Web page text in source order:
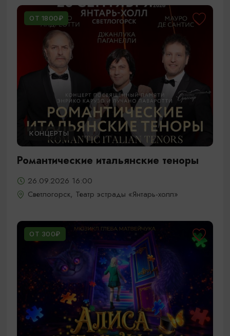
ОТ 1800₽
КОНЦЕРТЫ
Романтические итальянские теноры
26.09.2026 16:00
Светлогорск, Театр эстрады «Янтарь-холл»
ОТ 300₽